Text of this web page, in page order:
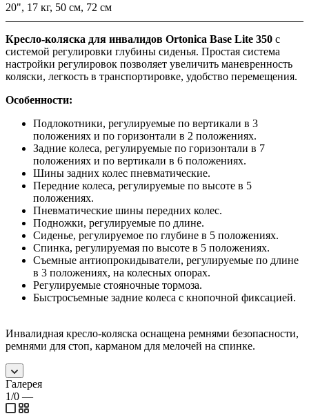
20", 17 кг, 50 см, 72 см
Кресло-коляска для инвалидов Ortonica Base Lite 350 с
системой регулировки глубины сиденья. Простая система
настройки регулировок позволяет увеличить маневренность
коляски, легкость в транспортировке, удобство перемещения.
Особенности:
Подлокотники, регулируемые по вертикали в 3
положениях и по горизонтали в 2 положениях.
Задние колеса, регулируемые по горизонтали в 7
положениях и по вертикали в 6 положениях.
Шины задних колес пневматические.
Передние колеса, регулируемые по высоте в 5
положениях.
Пневматические шины передних колес.
Подножки, регулируемые по длине.
Сиденье, регулируемое по глубине в 5 положениях.
Спинка, регулируемая по высоте в 5 положениях.
Съемные антиопрокидыватели, регулируемые по длине
в 3 положениях, на колесных опорах.
Регулируемые стояночные тормоза.
Быстросъемные задние колеса с кнопочной фиксацией.
Инвалидная кресло-коляска оснащена ремнями безопасности,
ремнями для стоп, карманом для мелочей на спинке.
Галерея
1/0 —